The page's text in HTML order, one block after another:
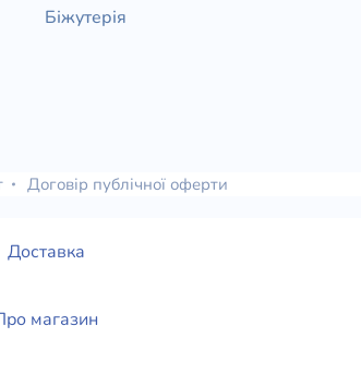
Біжутерія
Договір публічної оферти
Доставка
магазин